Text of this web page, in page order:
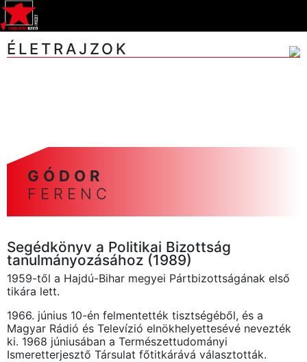
ÉLETRAJZOK
GÓDOR
FERENC
Segédkönyv a Politikai Bizottság
tanulmányozásához (1989)
1959-től a Hajdú-Bihar megyei Pártbizottságának első
tikára lett.
1966. június 10-én felmentették tisztségéből, és a
Magyar Rádió és Televízió elnökhelyettesévé nevezték
ki. 1968 júniusában a Természettudományi
Ismeretterjesztő Társulat főtitkárává választották.